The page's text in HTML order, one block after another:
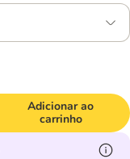
Adicionar ao
carrinho